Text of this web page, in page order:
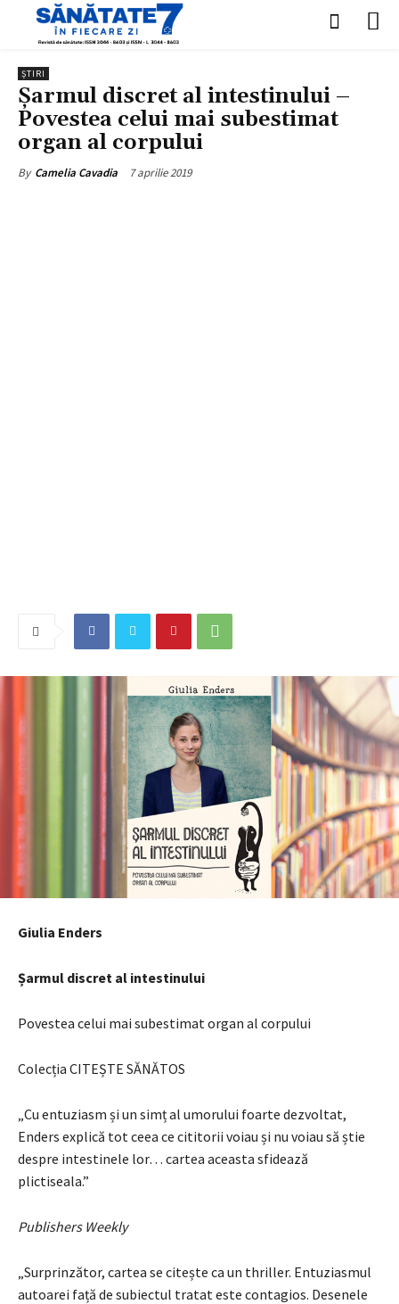
ȘTIRI
Șarmul discret al intestinului –
Povestea celui mai subestimat
organ al corpului
By Camelia Cavadia 7 aprilie 2019
Giulia Enders
Șarmul discret al intestinului
Povestea celui mai subestimat organ al corpului
Colecția CITEȘTE SĂNĂTOS
„Cu entuziasm și un simț al umorului foarte dezvoltat,
Enders explică tot ceea ce cititorii voiau și nu voiau să știe
despre intestinele lor… cartea aceasta sfidează
plictiseala.”
Publishers Weekly
„Surprinzător, cartea se citește ca un thriller. Entuziasmul
autoarei față de subiectul tratat este contagios. Desenele